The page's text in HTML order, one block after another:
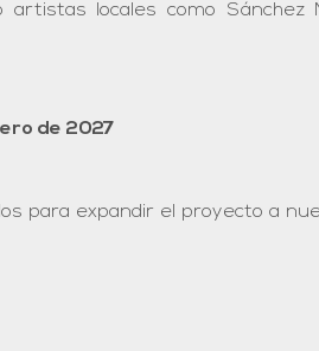
artistas locales como
de 2027
para expandir el proyecto a